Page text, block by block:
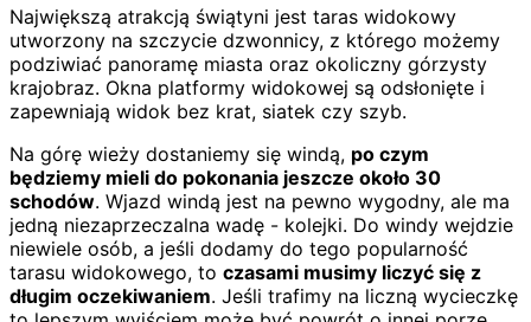
Największą atrakcją świątyni jest taras widokowy
utworzony na szczycie dzwonnicy, z którego możemy
podziwiać panoramę miasta oraz okoliczny górzysty
krajobraz. Okna platformy widokowej są odsłonięte i
zapewniają widok bez krat, siatek czy szyb.
Na górę wieży dostaniemy się windą, po czym
będziemy mieli do pokonania jeszcze około 30
schodów. Wjazd windą jest na pewno wygodny, ale ma
jedną niezaprzeczalna wadę - kolejki. Do windy wejdzie
niewiele osób, a jeśli dodamy do tego popularność
tarasu widokowego, to czasami musimy liczyć się z
długim oczekiwaniem. Jeśli trafimy na liczną wycieczkę